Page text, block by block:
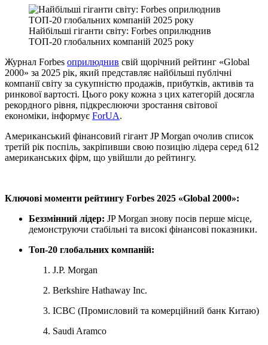
Найбільші гіганти світу: Forbes оприлюднив
ТОП-20 глобальних компаній 2025 року
Журнал Forbes оприлюднив свій щорічний рейтинг «Global
2000» за 2025 рік, який представляє найбільші публічні
компанії світу за сукупністю продажів, прибутків, активів та
ринкової вартості. Цього року кожна з цих категорій досягла
рекордного рівня, підкреслюючи зростання світової
економіки, інформує ForUА.
Американський фінансовий гігант JP Morgan очолив список
третій рік поспіль, закріпивши свою позицію лідера серед 612
американських фірм, що увійшли до рейтингу.
Ключові моменти рейтингу Forbes 2025 «Global 2000»:
Беззмінний лідер: JP Morgan знову посів перше місце,
демонструючи стабільні та високі фінансові показники.
Топ-20 глобальних компаній:
J.P. Morgan
Berkshire Hathaway Inc.
ICBC (Промисловий та комерційний банк Китаю)
Saudi Aramco